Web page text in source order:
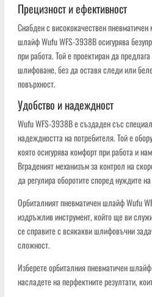
Прецизност и ефективност
Снабден с висококачествен
шлайф Wufu WFS-3938B осигурява
при работа. Той е проектиран да
шлифоване, без да оставя следи или
повърхност.
Удобство и надеждност
Wufu WFS-3938B е създаден със
надеждността на потребителя. Той е
която осигурява комфорт при работа и
Вграденият механизъм за контрол на
да регулира оборотите според нуждите
Орбиталният пневматичен шлайф Wufu
издръжлив инструмент, който ще ви
се справите с всякакви шлифовъчни
сложност.
Изберете орбиталния пневматичен
насладете на перфектните резултати,